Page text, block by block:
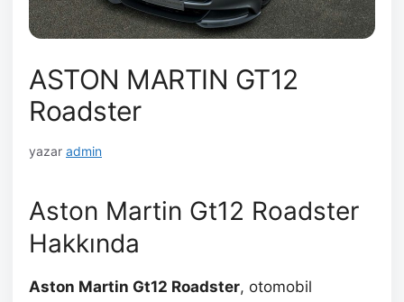
ASTON MARTIN GT12
Roadster
yazar admin
Aston Martin Gt12 Roadster
Hakkında
Aston Martin Gt12 Roadster, otomobil